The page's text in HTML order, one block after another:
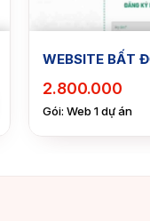
WEBSITE BẤT
2.800.000
Gói: Web 1 dự án